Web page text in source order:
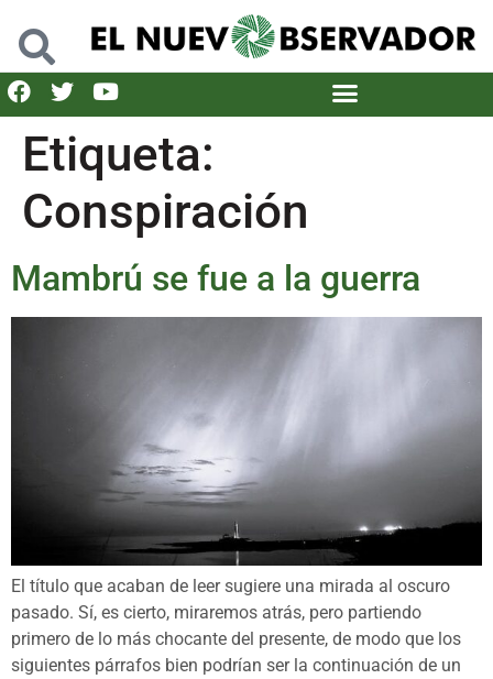
Etiqueta:
Conspiración
Mambrú se fue a la guerra
El título que acaban de leer sugiere una mirada al oscuro
pasado. Sí, es cierto, miraremos atrás, pero partiendo
primero de lo más chocante del presente, de modo que los
siguientes párrafos bien podrían ser la continuación de un